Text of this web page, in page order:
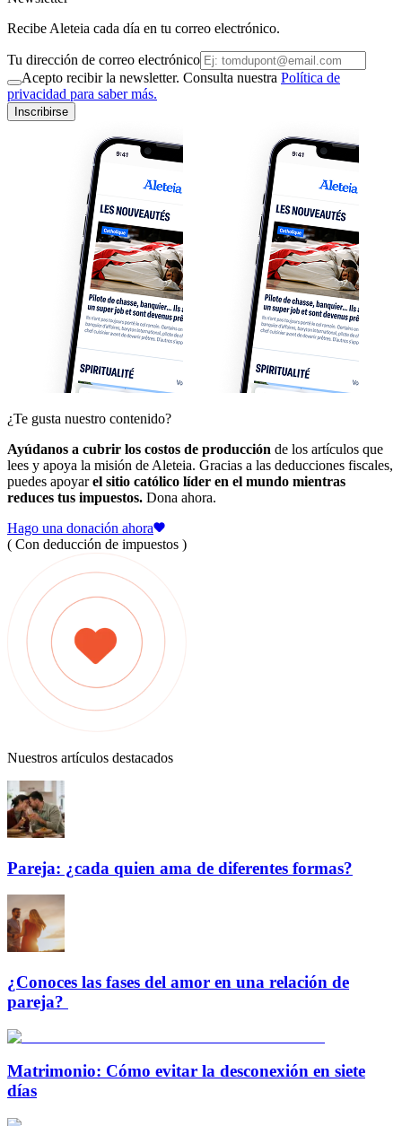
Recibe Aleteia cada día en tu correo electrónico.
Tu dirección de correo electrónico
Acepto recibir la newsletter. Consulta nuestra Política de
privacidad para saber más.
Inscribirse
¿Te gusta nuestro contenido?
Ayúdanos a cubrir los costos de producción de los artículos que
lees y apoya la misión de Aleteia. Gracias a las deducciones fiscales,
puedes apoyarel sitio católico líder en el mundo mientras
reduces tus impuestos. Dona ahora.
Hago una donación ahora
( Con deducción de impuestos )
Nuestros artículos destacados
Pareja: ¿cada quien ama de diferentes formas?
¿Conoces las fases del amor en una relación de
pareja?
Matrimonio: Cómo evitar la desconexión en siete
días